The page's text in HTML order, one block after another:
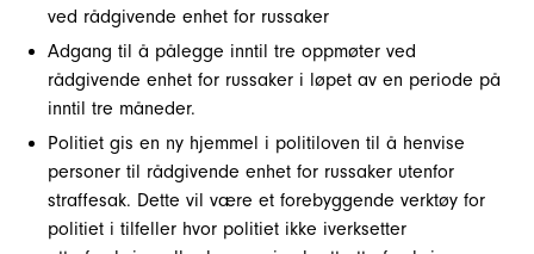
ved rådgivende enhet for russaker
Adgang til å pålegge inntil tre oppmøter ved
rådgivende enhet for russaker i løpet av en periode på
inntil tre måneder.
Politiet gis en ny hjemmel i politiloven til å henvise
personer til rådgivende enhet for russaker utenfor
straffesak. Dette vil være et forebyggende verktøy for
politiet i tilfeller hvor politiet ikke iverksetter